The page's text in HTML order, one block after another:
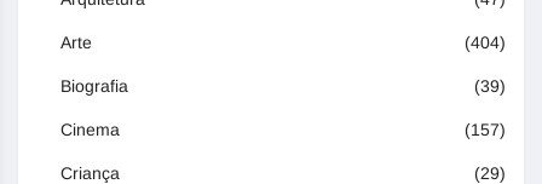
Arte (404)
Biografia (39)
Cinema (157)
Criança (29)